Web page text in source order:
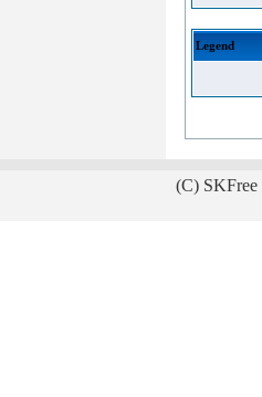
Legend
(C)